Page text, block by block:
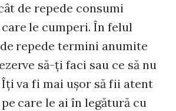
de repede consumi
le cumperi. În felul
repede termini anumite
să-ţi faci sau ce să nu
va fi mai uşor să fii atent
care le ai în legătură cu